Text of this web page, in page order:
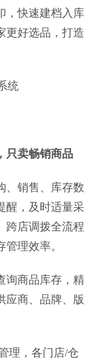
，快速建档入库
更好选品，打造
只卖畅销商品
、销售、库存数
醒，及时适量采
跨店调拨全流程
理效率。
询商品库存，精
应商、品牌、版
理，各门店/仓